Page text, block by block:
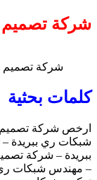
شركة تصميم
شركة تصميم
كلمات بحثية
ارخص شركة
شبكات ري ببريدة
ببريدة – شركة
– مهندس شبكات ري